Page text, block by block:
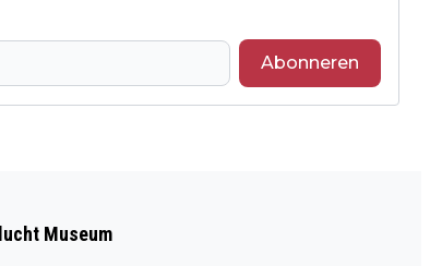
Abonneren
SALMONELLA BACTERIE
Museum